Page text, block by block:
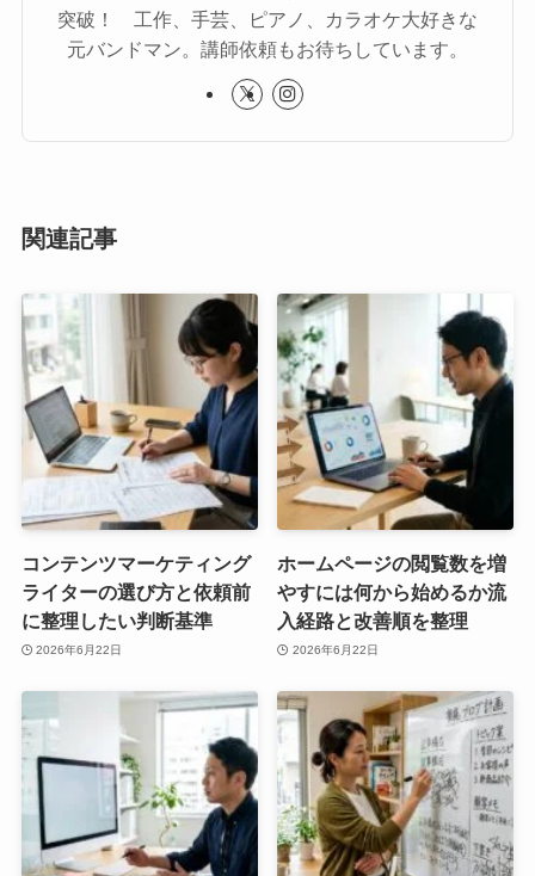
突破！ 工作、手芸、ピアノ、カラオケ大好きな
元バンドマン。講師依頼もお待ちしています。
関連記事
コンテンツマーケティング
ライターの選び方と依頼前
に整理したい判断基準
2026年6月22日
ホームページの閲覧数を増
やすには何から始めるか流
入経路と改善順を整理
2026年6月22日